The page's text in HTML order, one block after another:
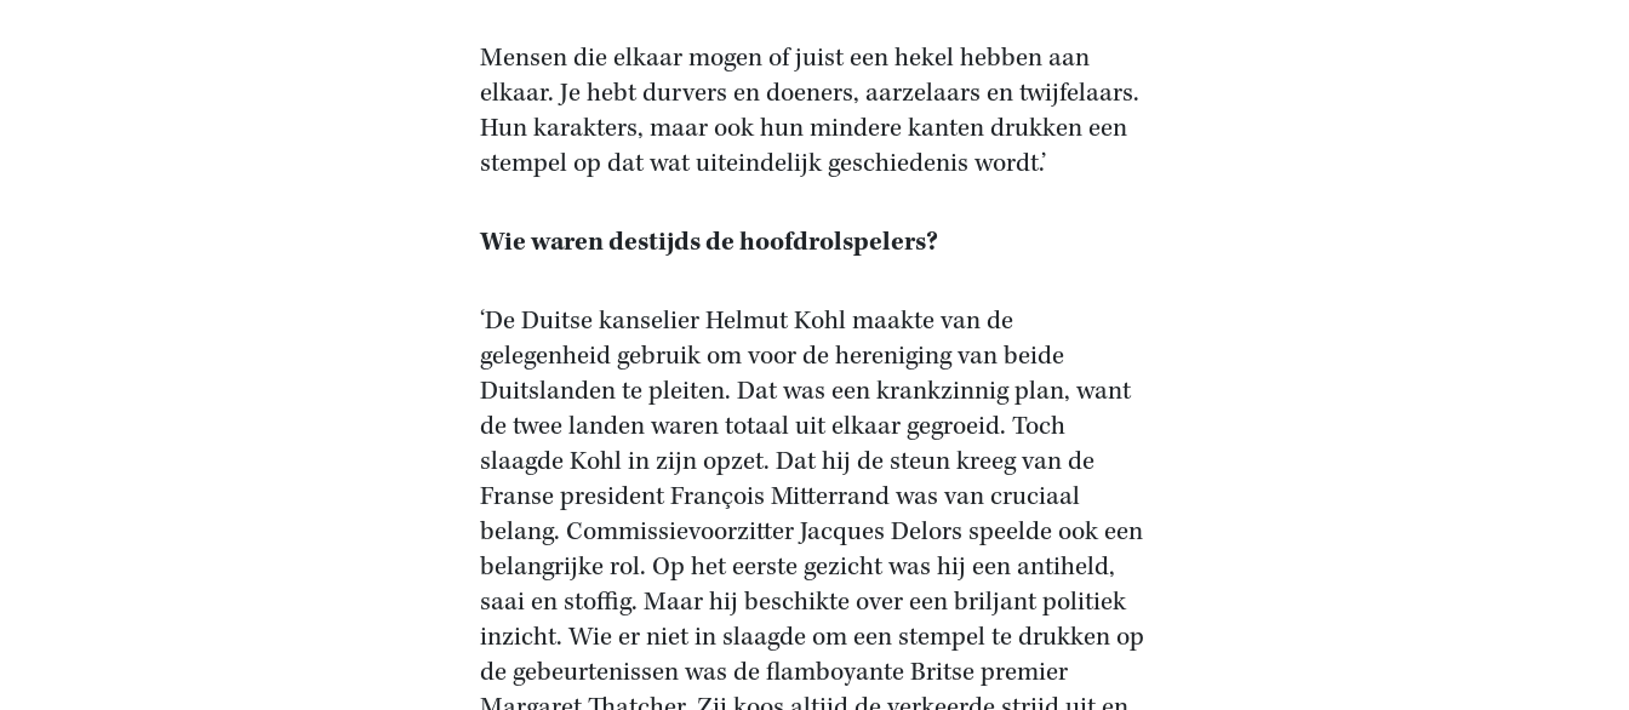
Mensen die elkaar mogen of juist een hekel hebben aan
elkaar. Je hebt durvers en doeners, aarzelaars en twijfelaars.
Hun karakters, maar ook hun mindere kanten drukken een
stempel op dat wat uiteindelijk geschiedenis wordt.’
Wie waren destijds de hoofdrolspelers?
‘De Duitse kanselier Helmut Kohl maakte van de
gelegenheid gebruik om voor de hereniging van beide
Duitslanden te pleiten. Dat was een krankzinnig plan, want
de twee landen waren totaal uit elkaar gegroeid. Toch
slaagde Kohl in zijn opzet. Dat hij de steun kreeg van de
Franse president François Mitterrand was van cruciaal
belang. Commissievoorzitter Jacques Delors speelde ook een
belangrijke rol. Op het eerste gezicht was hij een antiheld,
saai en stoffig. Maar hij beschikte over een briljant politiek
inzicht. Wie er niet in slaagde om een stempel te drukken op
de gebeurtenissen was de flamboyante Britse premier